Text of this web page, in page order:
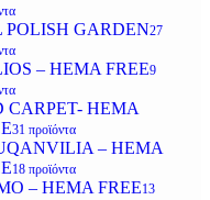
POLISH GARDEN27
– HEMA FREE9
CARPET- HEMA
31 προϊόντα
– HEMA
18 προϊόντα
– HEMA FREE13